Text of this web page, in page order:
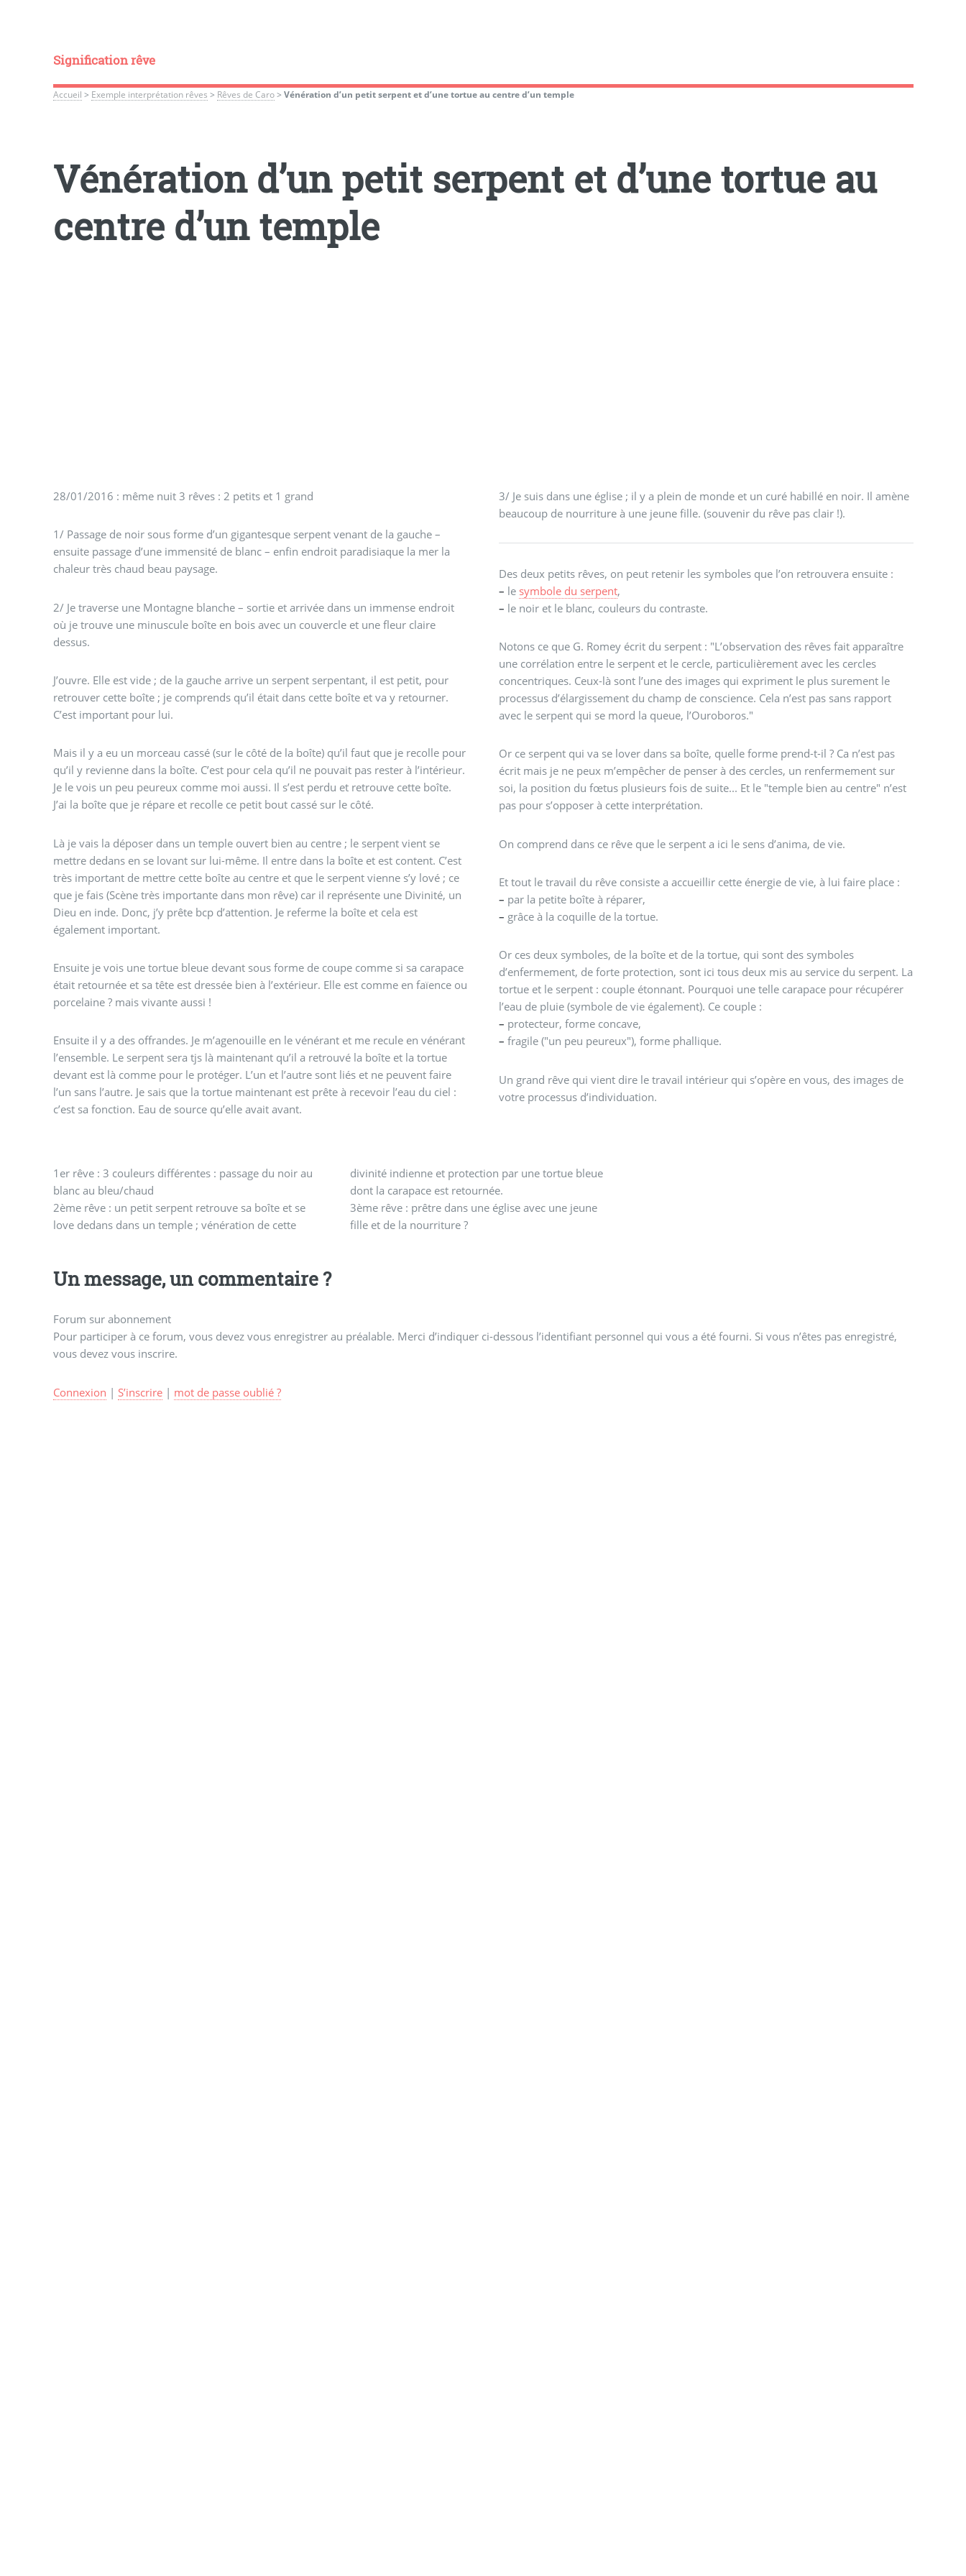
Signification rêve
Accueil > Exemple interprétation rêves > Rêves de Caro> Vénération d’un petit serpent et d’une tortue au centre d’un temple
Vénération d’un petit serpent et d’une tortue au
centre d’un temple
28/01/2016 : même nuit 3 rêves : 2 petits et 1 grand
1/ Passage de noir sous forme d’un gigantesque serpent venant de la gauche –
ensuite passage d’une immensité de blanc – enfin endroit paradisiaque la mer la
chaleur très chaud beau paysage.
2/ Je traverse une Montagne blanche – sortie et arrivée dans un immense endroit
où je trouve une minuscule boîte en bois avec un couvercle et une fleur claire
dessus.
J’ouvre. Elle est vide ; de la gauche arrive un serpent serpentant, il est petit, pour
retrouver cette boîte ; je comprends qu’il était dans cette boîte et va y retourner.
C’est important pour lui.
Mais il y a eu un morceau cassé (sur le côté de la boîte) qu’il faut que je recolle pour
qu’il y revienne dans la boîte. C’est pour cela qu’il ne pouvait pas rester à l’intérieur.
Je le vois un peu peureux comme moi aussi. Il s’est perdu et retrouve cette boîte.
J’ai la boîte que je répare et recolle ce petit bout cassé sur le côté.
Là je vais la déposer dans un temple ouvert bien au centre ; le serpent vient se
mettre dedans en se lovant sur lui-même. Il entre dans la boîte et est content. C’est
très important de mettre cette boîte au centre et que le serpent vienne s’y lové ; ce
que je fais (Scène très importante dans mon rêve) car il représente une Divinité, un
Dieu en inde. Donc, j’y prête bcp d’attention. Je referme la boîte et cela est
également important.
Ensuite je vois une tortue bleue devant sous forme de coupe comme si sa carapace
était retournée et sa tête est dressée bien à l’extérieur. Elle est comme en faïence ou
porcelaine ? mais vivante aussi !
Ensuite il y a des offrandes. Je m’agenouille en le vénérant et me recule en vénérant
l’ensemble. Le serpent sera tjs là maintenant qu’il a retrouvé la boîte et la tortue
devant est là comme pour le protéger. L’un et l’autre sont liés et ne peuvent faire
l’un sans l’autre. Je sais que la tortue maintenant est prête à recevoir l’eau du ciel :
c’est sa fonction. Eau de source qu’elle avait avant.
3/ Je suis dans une église ; il y a plein de monde et un curé habillé en noir. Il amène
beaucoup de nourriture à une jeune fille. (souvenir du rêve pas clair !).
Des deux petits rêves, on peut retenir les symboles que l’on retrouvera ensuite :
– le symbole du serpent,
– le noir et le blanc, couleurs du contraste.
Notons ce que G. Romey écrit du serpent : "L’observation des rêves fait apparaître
une corrélation entre le serpent et le cercle, particulièrement avec les cercles
concentriques. Ceux-là sont l’une des images qui expriment le plus surement le
processus d’élargissement du champ de conscience. Cela n’est pas sans rapport
avec le serpent qui se mord la queue, l’Ouroboros."
Or ce serpent qui va se lover dans sa boîte, quelle forme prend-t-il ? Ca n’est pas
écrit mais je ne peux m’empêcher de penser à des cercles, un renfermement sur
soi, la position du fœtus plusieurs fois de suite... Et le "temple bien au centre" n’est
pas pour s’opposer à cette interprétation.
On comprend dans ce rêve que le serpent a ici le sens d’anima, de vie.
Et tout le travail du rêve consiste a accueillir cette énergie de vie, à lui faire place :
– par la petite boîte à réparer,
– grâce à la coquille de la tortue.
Or ces deux symboles, de la boîte et de la tortue, qui sont des symboles
d’enfermement, de forte protection, sont ici tous deux mis au service du serpent. La
tortue et le serpent : couple étonnant. Pourquoi une telle carapace pour récupérer
l’eau de pluie (symbole de vie également). Ce couple :
– protecteur, forme concave,
– fragile ("un peu peureux"), forme phallique.
Un grand rêve qui vient dire le travail intérieur qui s’opère en vous, des images de
votre processus d’individuation.
1er rêve : 3 couleurs différentes : passage du noir au
blanc au bleu/chaud
2ème rêve : un petit serpent retrouve sa boîte et se
love dedans dans un temple ; vénération de cette
divinité indienne et protection par une tortue bleue
dont la carapace est retournée.
3ème rêve : prêtre dans une église avec une jeune
fille et de la nourriture ?
Un message, un commentaire ?
Forum sur abonnement
Pour participer à ce forum, vous devez vous enregistrer au préalable. Merci d’indiquer ci-dessous l’identifiant personnel qui vous a été fourni. Si vous n’êtes pas enregistré,
vous devez vous inscrire.
Connexion | S’inscrire| mot de passe oublié ?